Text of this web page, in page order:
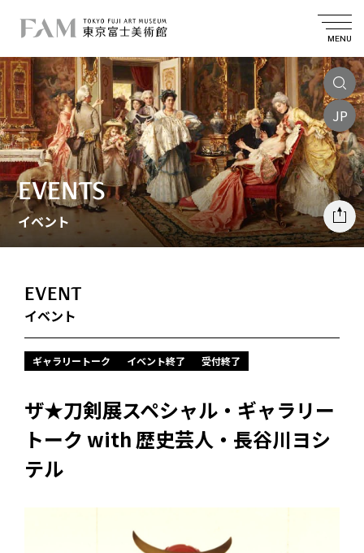
MENU
JP
EVENTS
イベント
EVENT
イベント
ギャラリートーク イベント終了 受付終了
ザ★刀剣展スペシャル・ギャラリー
トーク with 歴史芸人・長谷川ヨシ
テル